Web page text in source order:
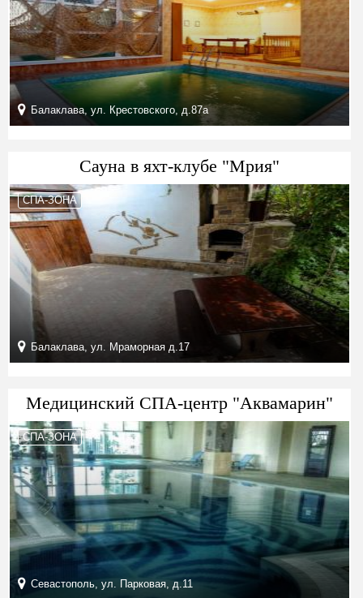
Балаклава, ул. Крестовского, д.87а
Сауна в яхт-клубе "Мрия"
СПА-ЗОНА
Балаклава, ул. Мраморная д.17
Медицинский СПА-центр "Аквамарин"
СПА-ЗОНА
Севастополь, ул. Парковая, д.11